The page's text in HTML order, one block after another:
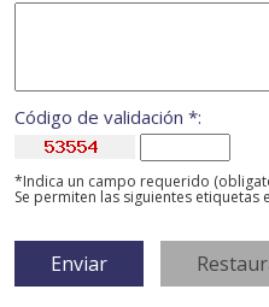
Código de validación *:
*Indica un campo requerido
Se permiten las siguientes etiquetas